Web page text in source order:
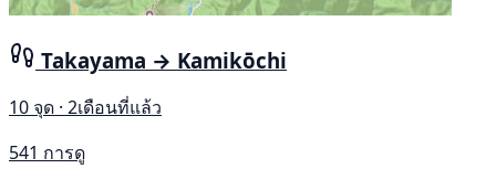
Takayama → Kamikōchi
10 จุด · 2เดือนที่แล้ว
541 การดู